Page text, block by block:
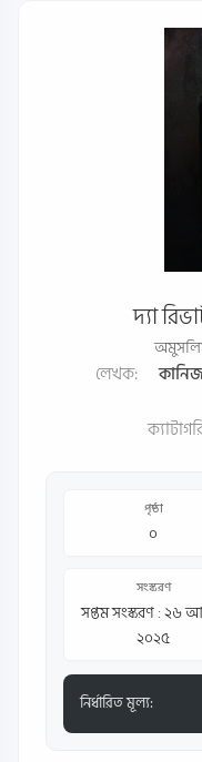
দ্যা
লেখক:
পৃষ্ঠা
০
সংস্করণ
সপ্তম সংস্করণ : ২৬
২০২৫
নির্ধারিত মূল্য: